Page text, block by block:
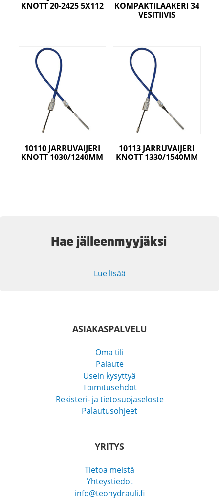
KNOTT 20-2425 5X112
KOMPAKTILAAKERI 34
VESITIIVIS
10110 JARRUVAIJERI
KNOTT 1030/1240MM
10113 JARRUVAIJERI
KNOTT 1330/1540MM
Hae jälleenmyyjäksi
Lue lisää
ASIAKASPALVELU
Oma tili
Palaute
Usein kysyttyä
Toimitusehdot
Rekisteri- ja tietosuojaseloste
Palautusohjeet
YRITYS
Tietoa meistä
Yhteystiedot
info@teohydrauli.fi